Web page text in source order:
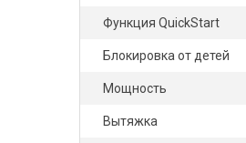
Функция QuickStart
Блокировка от детей
Мощность
Вытяжка